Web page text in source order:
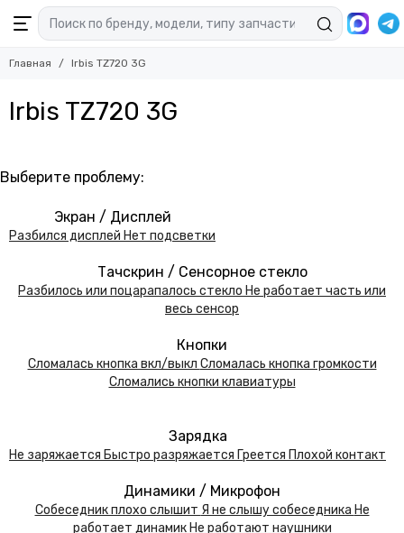
Главная Irbis TZ720 3G
Irbis TZ720 3G
Выберите проблему:
Экран / Дисплей
Разбился дисплей Нет подсветки
Тачскрин / Сенсорное стекло
Разбилось или поцарапалось стекло Не работает часть или
весь сенсор
Кнопки
Сломалась кнопка вкл/выкл Сломалась кнопка громкости
Сломались кнопки клавиатуры
Зарядка
Не заряжается Быстро разряжается Греется Плохой контакт
Динамики / Микрофон
Собеседник плохо слышит Я не слышу собеседника Не
работает динамик Не работают наушники